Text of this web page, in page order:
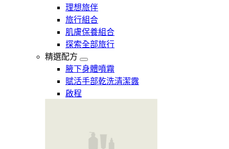
理想旅伴
旅行組合
肌膚保養組合
探索全部旅行
精選配方
腋下身體噴霧
賦活手部乾洗清潔露
啟程